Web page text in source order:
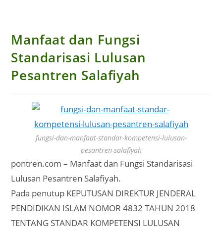
Manfaat dan Fungsi
Standarisasi Lulusan
Pesantren Salafiyah
fungsi-dan-manfaat-standar-kompetensi-lulusan-
pesantren-salafiyah
pontren.com – Manfaat dan Fungsi Standarisasi
Lulusan Pesantren Salafiyah.
Pada penutup KEPUTUSAN DIREKTUR JENDERAL
PENDIDIKAN ISLAM NOMOR 4832 TAHUN 2018
TENTANG STANDAR KOMPETENSI LULUSAN